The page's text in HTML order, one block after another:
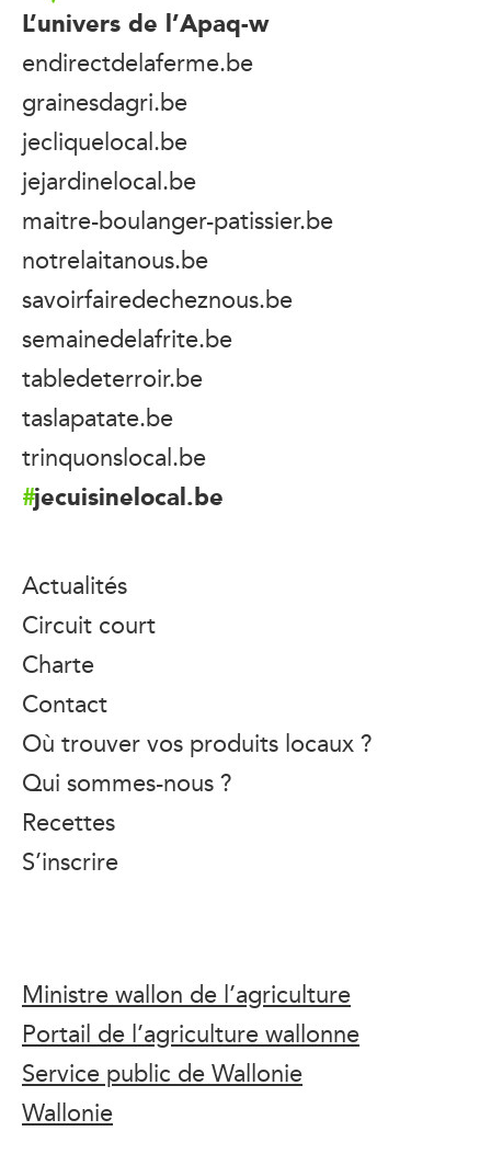
L’univers de l’Apaq-w
endirectdelaferme.be
grainesdagri.be
jecliquelocal.be
jejardinelocal.be
maitre-boulanger-patissier.be
notrelaitanous.be
savoirfairedecheznous.be
semainedelafrite.be
tabledeterroir.be
taslapatate.be
trinquonslocal.be
jecuisinelocal.be
Actualités
Circuit court
Charte
Contact
Où trouver vos produits locaux ?
Qui sommes-nous ?
Recettes
S’inscrire
Ministre wallon de l’agriculture
Portail de l’agriculture wallonne
Service public de Wallonie
Wallonie